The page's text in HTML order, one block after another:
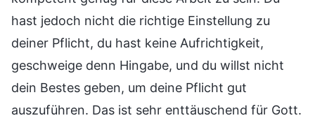
hast jedoch nicht die richtige Einstellung zu
deiner Pflicht, du hast keine Aufrichtigkeit,
geschweige denn Hingabe, und du willst nicht
dein Bestes geben, um deine Pflicht gut
auszuführen. Das ist sehr enttäuschend für Gott.